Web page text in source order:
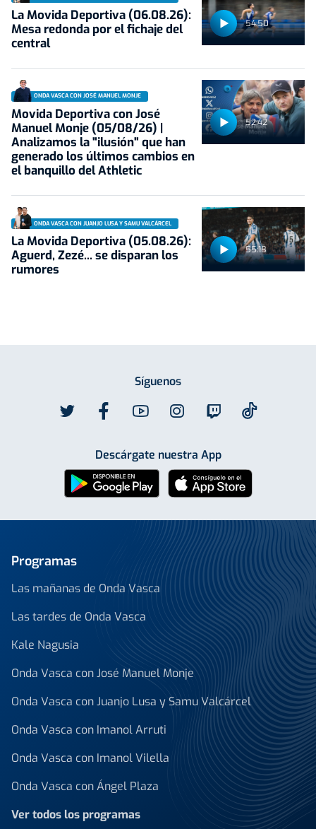
54:50
La Movida Deportiva (06.08.26):
Mesa redonda por el fichaje del
central
52:42
ONDA VASCA CON JOSÉ MANUEL MONJE
Movida Deportiva con José
Manuel Monje (05/08/26) |
Analizamos la "ilusión" que han
generado los últimos cambios en
el banquillo del Athletic
55:18
ONDA VASCA CON JUANJO LUSA Y SAMU VALCÁRCEL
La Movida Deportiva (05.08.26):
Aguerd, Zezé... se disparan los
rumores
Síguenos
Descárgate nuestra App
Programas
Las mañanas de Onda Vasca
Las tardes de Onda Vasca
Kale Nagusia
Onda Vasca con José Manuel Monje
Onda Vasca con Juanjo Lusa y Samu Valcárcel
Onda Vasca con Imanol Arruti
Onda Vasca con Imanol Vilella
Onda Vasca con Ángel Plaza
Ver todos los programas